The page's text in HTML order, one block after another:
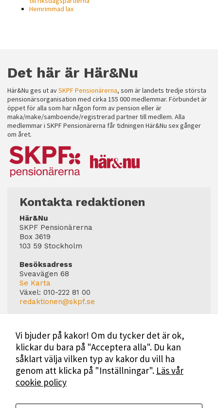
Hemrimmad lax
Det här är Här&Nu
Här&Nu ges ut avSKPF Pensionärerna, som är landets tredje största
pensionärsorganisation med cirka 155 000 medlemmar. Förbundet är
öppet för alla som har någon form av pension eller är
maka/make/samboende/registrerad partner till medlem. Alla
medlemmar i SKPF Pensionärerna får tidningen Här&Nu sex gånger
om året.
Kontakta redaktionen
Här&Nu
SKPF Pensionärerna
Box 3619
103 59 Stockholm
Besöksadress
Sveavägen 68
Se Karta
Växel: 010-222 81 00
redaktionen@skpf.se
Markus Dahlberg
Tel: 0720-88 17 17
markus.dahlberg@skpf.se
Annonsering
Swartling & Bergström Media
Birger Jarlsgatan 110
Tel: 08-545 160 60
Vi bjuder på kakor! Om du tycker det är ok,
klickar du bara på "Acceptera alla". Du kan
såklart välja vilken typ av kakor du vill ha
genom att klicka på "Inställningar". Läs vår
cookie policy